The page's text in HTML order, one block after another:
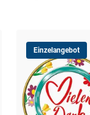
Einzelangebot